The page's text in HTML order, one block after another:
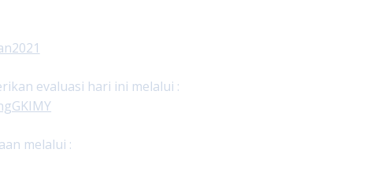
evaluasi hari ini melalui :
melalui :